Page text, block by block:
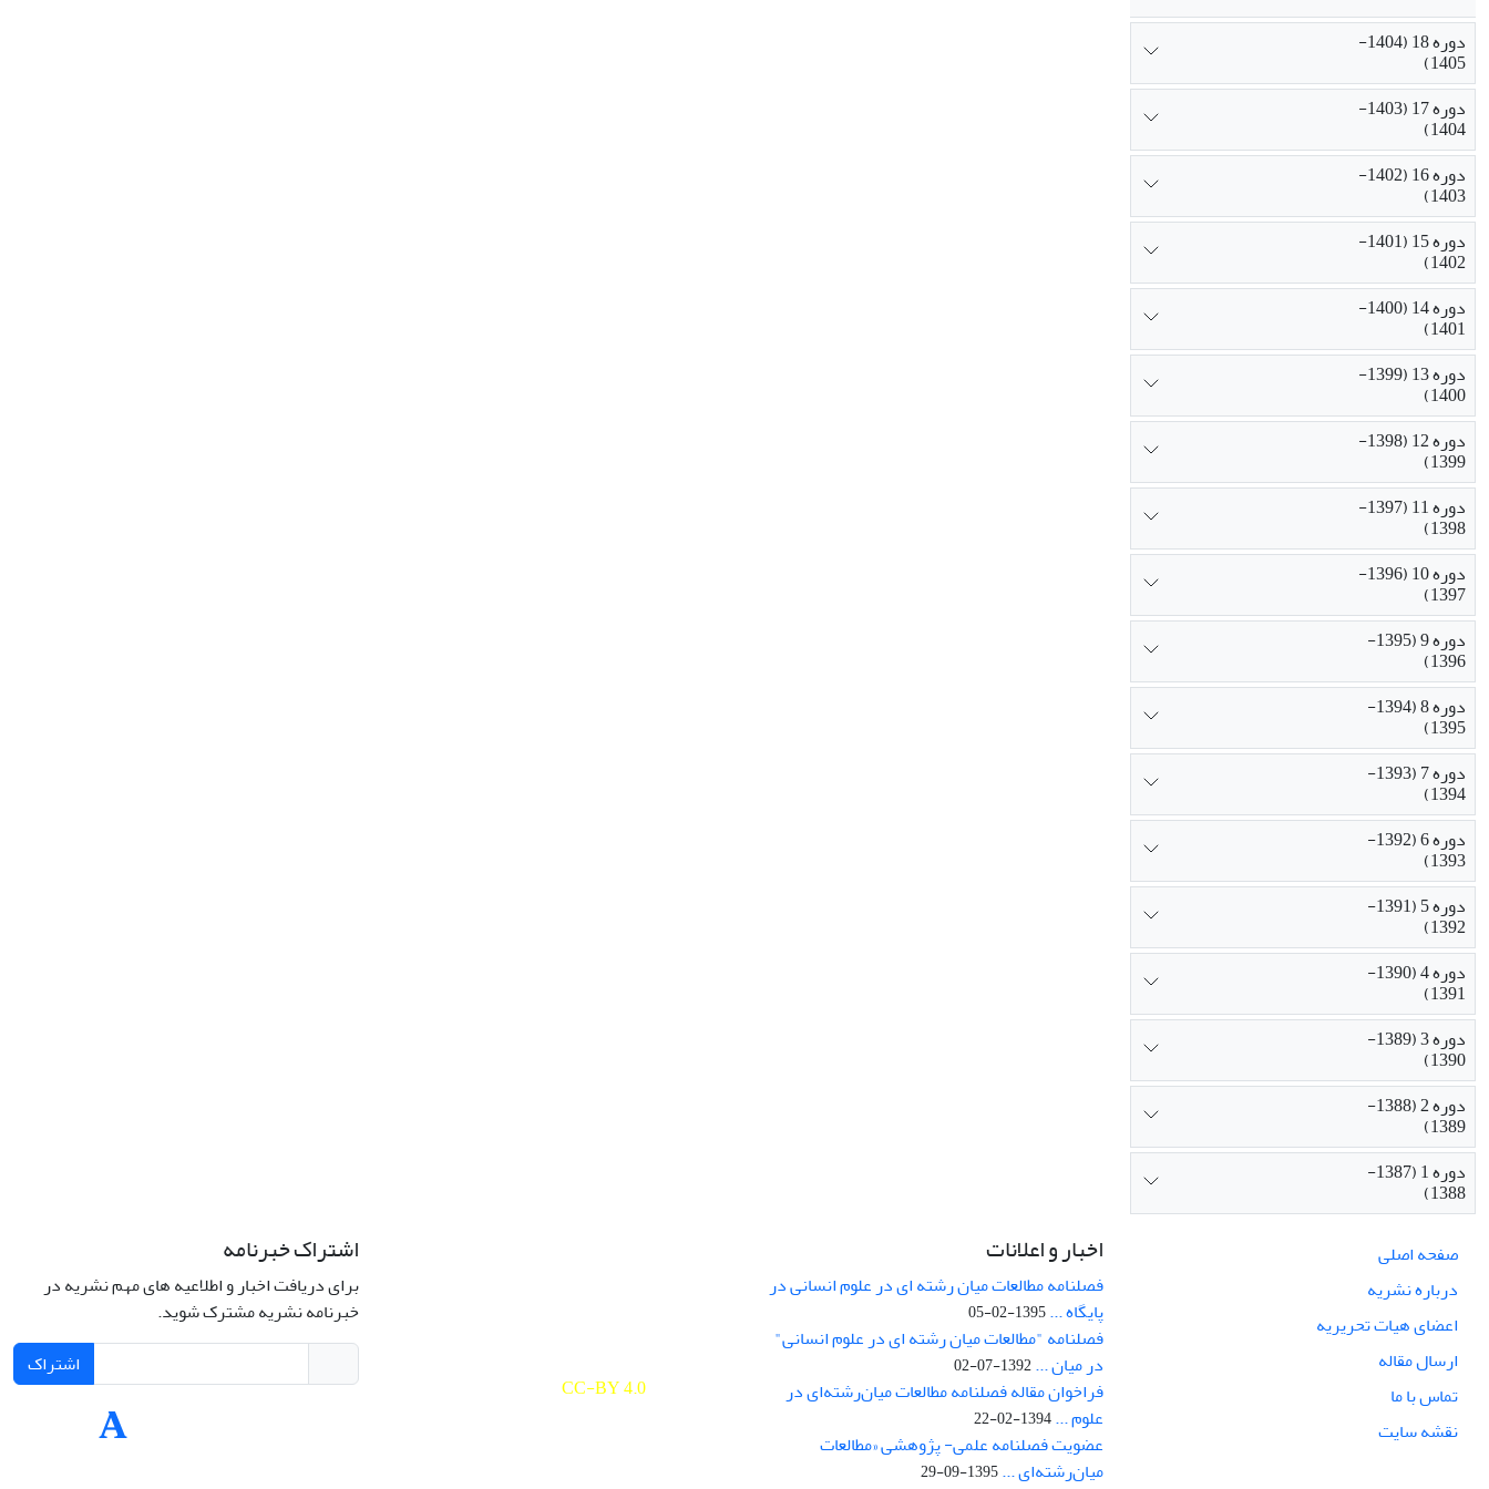
دوره 18 (1404-
1405)
دوره 17 (1403-
1404)
دوره 16 (1402-
1403)
دوره 15 (1401-
1402)
دوره 14 (1400-
1401)
دوره 13 (1399-
1400)
دوره 12 (1398-
1399)
دوره 11 (1397-
1398)
دوره 10 (1396-
1397)
دوره 9 (1395-
1396)
دوره 8 (1394-
1395)
دوره 7 (1393-
1394)
دوره 6 (1392-
1393)
دوره 5 (1391-
1392)
دوره 4 (1390-
1391)
دوره 3 (1389-
1390)
دوره 2 (1388-
1389)
دوره 1 (1387-
1388)
صفحه اصلی
درباره نشریه
اعضای هیات تحریریه
ارسال مقاله
تماس با ما
نقشه سایت
اخبار و اعلانات
فصلنامه مطالعات میان رشته ای در علوم انسانی در
پایگاه ...1395-02-05
فصلنامه "مطالعات میان رشته ای در علوم انسانی"
در میان ...1392-07-02
فراخوان مقاله فصلنامه مطالعات میان‌رشته‌ای در
علوم ...1394-02-22
عضویت فصلنامه علمی- پژوهشی «مطالعات
میان‌رشته‌ای ...1395-09-29
CC-BY 4.0
اشتراک خبرنامه
برای دریافت اخبار و اطلاعیه های مهم نشریه در
خبرنامه نشریه مشترک شوید.
اشتراک